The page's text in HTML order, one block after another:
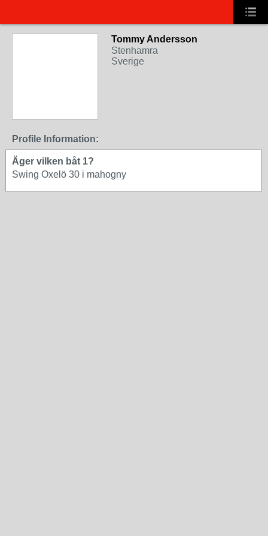
Tommy Andersson
Stenhamra
Sverige
Profile Information:
Äger vilken båt 1?
Swing Oxelö 30 i mahogny